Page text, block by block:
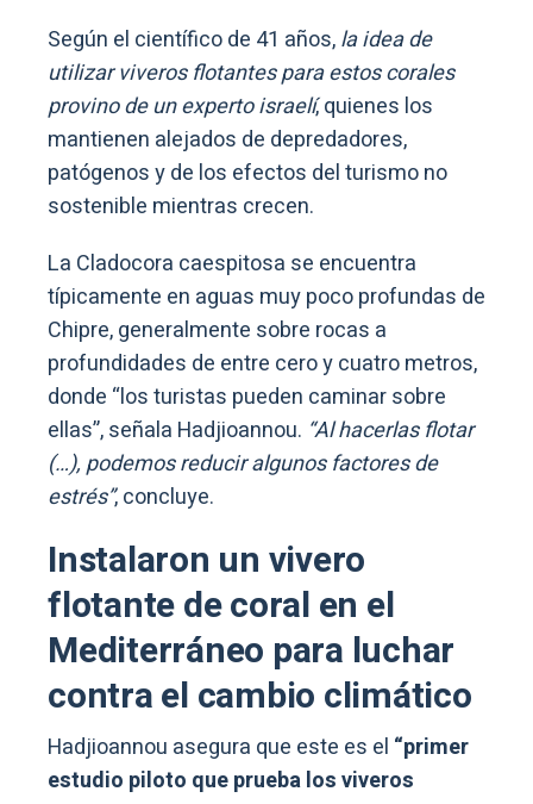
Según el científico de 41 años,la idea de
utilizar viveros flotantes para estos corales
provino de un experto israelí, quienes los
mantienen alejados de depredadores,
patógenos y de los efectos del turismo no
sostenible mientras crecen.
La Cladocora caespitosa se encuentra
típicamente en aguas muy poco profundas de
Chipre, generalmente sobre rocas a
profundidades de entre cero y cuatro metros,
donde “los turistas pueden caminar sobre
ellas”, señala Hadjioannou. “Al hacerlas flotar
(…), podemos reducir algunos factores de
estrés”, concluye.
Instalaron un vivero
flotante de coral en el
Mediterráneo para luchar
contra el cambio climático
Hadjioannou asegura que este es el “primer
estudio piloto que prueba los viveros